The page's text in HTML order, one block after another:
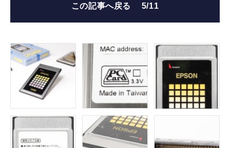
この記事へ戻る 5/11